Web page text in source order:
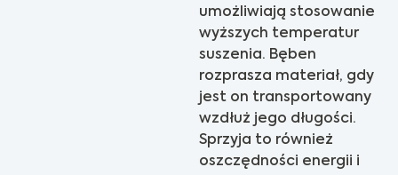
umożliwiają stosowanie
wyższych temperatur
suszenia. Bęben
rozprasza materiał, gdy
jest on transportowany
wzdłuż jego długości.
Sprzyja to również
oszczędności energii i